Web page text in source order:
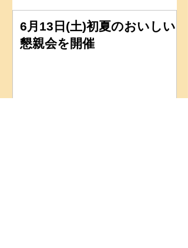
6月13日(土)初夏のおいしい
懇親会を開催